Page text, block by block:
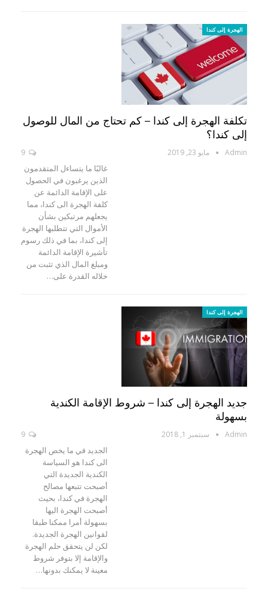
الهجرة إلى كندا
تكلفة الهجرة إلى كندا – كم تحتاج من المال للوصول
إلى كندا؟
Admin مايو 23, 2019
غالبًا ما يتساءل المتقدمون
الذين يرغبون في الحصول
على الإقامة الدائمة عن
كلفة الهجرة الى كندا، مما
يجعلهم مرتبكين بشأن
الأموال التي تتطلبها الهجرة
إلى كندا، بما في ذلك رسوم
تأشيرة الإقامة الدائمة
ومبلغ المال الذي تثبت من
خلاله القدرة على…
الهجرة إلى كندا
جديد الهجرة إلى كندا – شروط الإقامة الكندية
بسهولة
Admin سبتمبر 1, 2018
الجديد في ما يخص الهجرة
الى كندا هو السياسة
الكندية الجديدة التي
أصبحت تتبعها مصالح
الهجرة في كندا، بحيث
أصبحت الهجرة اليها
بسهولة أمرا ممكنا طبقا
لقوانين الهجرة الجديدة.
لكن لن يتحقق حلم الهجرة
والإقامة إلا بتوفر شروط
معينة لا يمكنك بدونها…